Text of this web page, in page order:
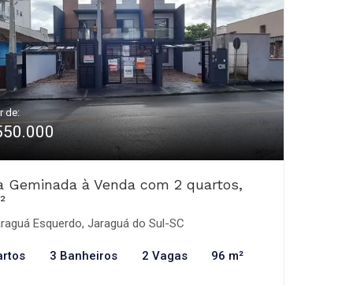
de:
Geminada à Venda com 2 quartos,
Esquerdo, Jaraguá do Sul-SC
3 Banheiros 2 Vagas 96 m²